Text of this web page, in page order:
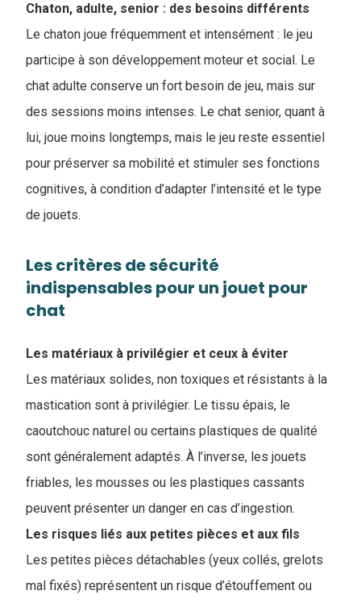
Chaton, adulte, senior : des besoins différents
Le chaton joue fréquemment et intensément : le jeu
participe à son développement moteur et social. Le
chat adulte conserve un fort besoin de jeu, mais sur
des sessions moins intenses. Le chat senior, quant à
lui, joue moins longtemps, mais le jeu reste essentiel
pour préserver sa mobilité et stimuler ses fonctions
cognitives, à condition d’adapter l’intensité et le type
de jouets.
Les critères de sécurité
indispensables pour un jouet pour
chat
Les matériaux à privilégier et ceux à éviter
Les matériaux solides, non toxiques et résistants à la
mastication sont à privilégier. Le tissu épais, le
caoutchouc naturel ou certains plastiques de qualité
sont généralement adaptés. À l’inverse, les jouets
friables, les mousses ou les plastiques cassants
peuvent présenter un danger en cas d’ingestion.
Les risques liés aux petites pièces et aux fils
Les petites pièces détachables (yeux collés, grelots
mal fixés) représentent un risque d’étouffement ou